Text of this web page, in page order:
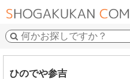
ひのでや参吉